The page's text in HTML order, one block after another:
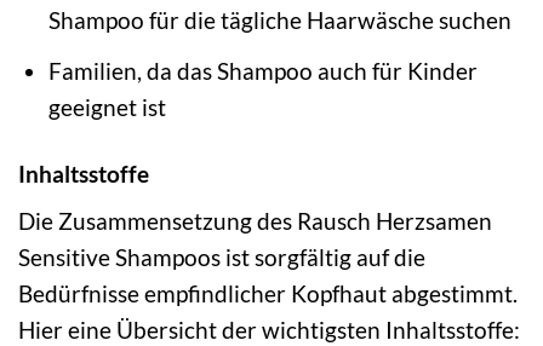
Shampoo für die tägliche Haarwäsche suchen
Familien, da das Shampoo auch für Kinder
geeignet ist
Inhaltsstoffe
Die Zusammensetzung des Rausch Herzsamen
Sensitive Shampoos ist sorgfältig auf die
Bedürfnisse empfindlicher Kopfhaut abgestimmt.
Hier eine Übersicht der wichtigsten Inhaltsstoffe: